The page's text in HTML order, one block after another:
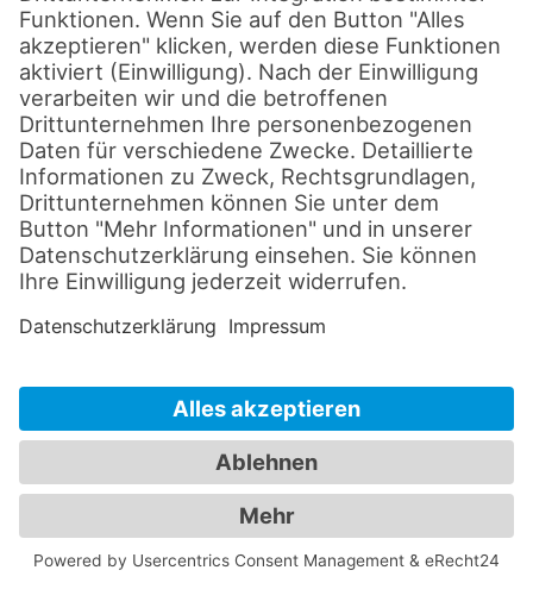
Unternehmen und öffentliche Räume
Entwicklung ganzheitlicher
Systemlösungen für medientechnische
Gesamtkonzepte
Digitalisierungsschub und Etablierung
hybrider Eventformate
Integration intelligenter
Lösungen und nachhaltige
Technikstrategien
Heute realisieren wir medientechnische
Projekte jeder Größenordnung – regional,
national und international. Unsere Stärke
liegt dabei in der Verbindung von